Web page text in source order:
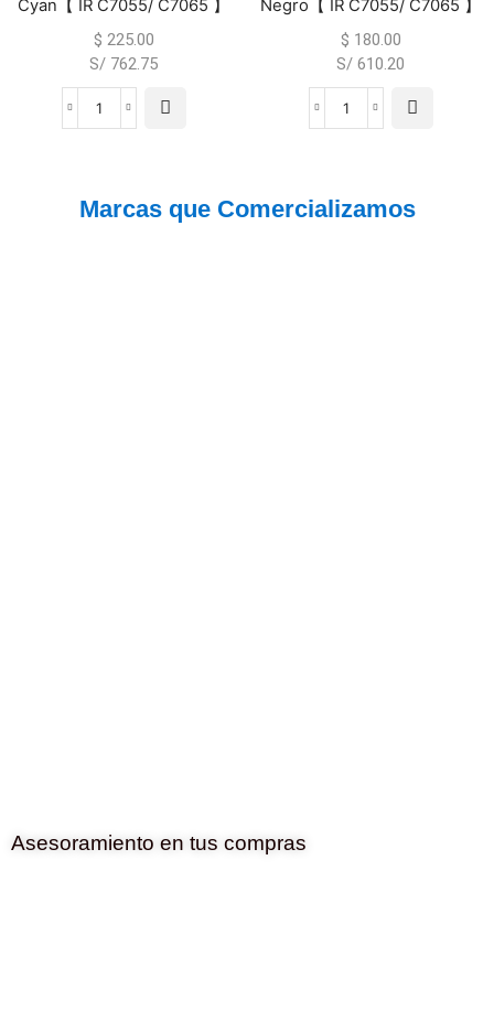
Cyan【 IR C7055/ C7065 】
$ 225.00
S/ 762.75
Negro【 IR C7055/ C7065 】
$ 180.00
S/ 610.20
Marcas que Comercializamos
Asesoramiento en tus compras